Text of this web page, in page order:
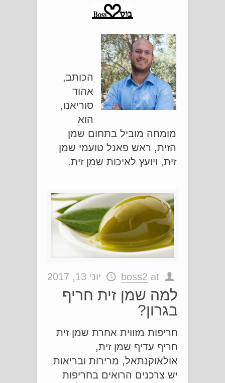
הכותב,
אהוד
סוריאנו,
הוא
מומחה מוביל בתחום שמן
הזית, ראש פאנל טועמי שמן
זית, ויועץ לאיכות שמן זית.
boss2 at יוני 13, 2017
למה שמן זית חריף
בגרון?
חריפות מזווית אחרת שמן זית
חריף עדיף שמן זית,
אולאוקנתאל, מרירות ובריאות
יש צרכנים הרואים בחריפות